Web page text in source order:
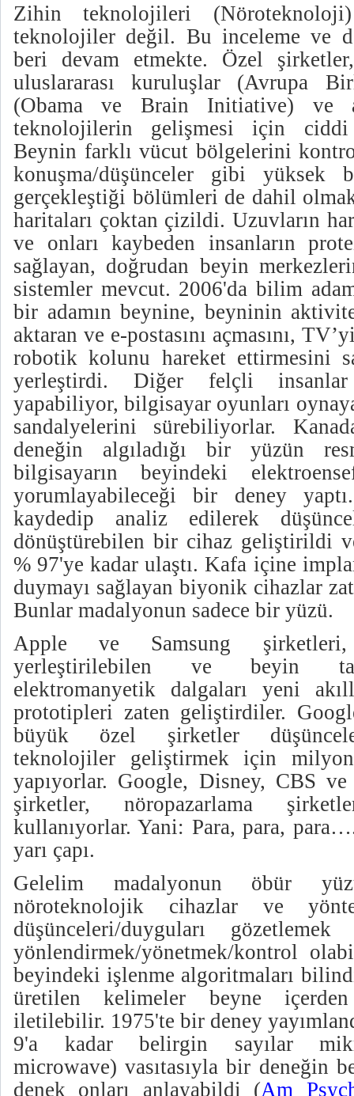
Zihin teknolojileri
teknolojiler değil. Bu inceleme ve
beri devam etmekte. Özel
uluslararası kuruluşlar (Avrupa
(Obama ve Brain Initiative) ve
teknolojilerin gelişmesi için ciddi
Beynin farklı vücut bölgelerini
konuşma/düşünceler gibi yüksek
gerçekleştiği bölümleri de dahil
haritaları çoktan çizildi. Uzuvların
ve onları kaybeden insanların
sağlayan, doğrudan beyin
sistemler mevcut. 2006'da bilim
bir adamın beynine, beyninin
aktaran ve e-postasını açmasını,
robotik kolunu hareket ettirmesini
yerleştirdi. Diğer felçli insanlar
yapabiliyor, bilgisayar oyunları
sandalyelerini sürebiliyorlar.
deneğin algıladığı bir yüzün
bilgisayarın beyindeki
yorumlayabileceği bir deney
kaydedip analiz edilerek
dönüştürebilen bir cihaz geliştirildi
% 97'ye kadar ulaştı. Kafa içine
duymayı sağlayan biyonik cihazlar
Bunlar madalyonun sadece bir yüzü.
Apple ve Samsung
yerleştirilebilen ve beyin
elektromanyetik dalgaları yeni
prototipleri zaten geliştirdiler.
büyük özel şirketler
teknolojiler geliştirmek için
yapıyorlar. Google, Disney, CBS
şirketler, nöropazarlama
kullanıyorlar. Yani: Para, para,
yarı çapı.
Gelelim madalyonun öbür
nöroteknolojik cihazlar ve
düşünceleri/duyguları
yönlendirmek/yönetmek/kontrol
beyindeki işlenme algoritmaları
üretilen kelimeler beyne
iletilebilir. 1975'te bir deney
9'a kadar belirgin sayılar
microwave) vasıtasıyla bir deneğin
denek onları anlayabildi (Am